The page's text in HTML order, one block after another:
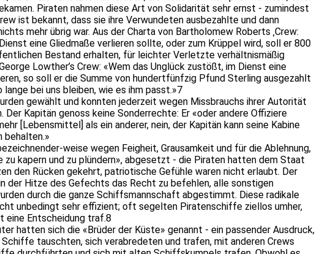
Piraten nahmen diese Art von Solidarität sehr ernst - zumindest
ist bekannt, dass sie ihre Verwundeten ausbezahlte und dann
mehr übrig war. Aus der Charta von Bartholomew Roberts ‚Crew:
eine Gliedmaße verlieren sollte, oder zum Krüppel wird, soll er 800
Bestand erhalten, für leichter Verletzte verhältnismäßig
Lowther’s Crew: «Wem das Unglück zustößt, im Dienst eine
so soll er die Summe von hundertfünfzig Pfund Sterling ausgezahlt
lange bei uns bleiben, wie es ihm passt.»7
gewählt und konnten jederzeit wegen Missbrauchs ihrer Autorität
Der Kapitän genoss keine Sonderrechte: Er «oder andere Offiziere
[Lebensmittel] als ein anderer, nein, der Kapitän kann seine Kabine
behalten.»
weise wegen Feigheit, Grausamkeit und für die Ablehnung,
zu kapern und zu plündern», abgesetzt - die Piraten hatten dem Staat
den Rücken gekehrt, patriotische Gefühle waren nicht erlaubt. Der
der Hitze des Gefechts das Recht zu befehlen, alle sonstigen
durch die ganze Schiffsmannschaft abgestimmt. Diese radikale
unbedingt sehr effizient; oft segelten Piratenschiffe ziellos umher,
eine Entscheidung traf.8
hatten sich die «Brüder der Küste» genannt - ein passender Ausdruck,
tauschten, sich verabredeten und trafen, mit anderen Crews